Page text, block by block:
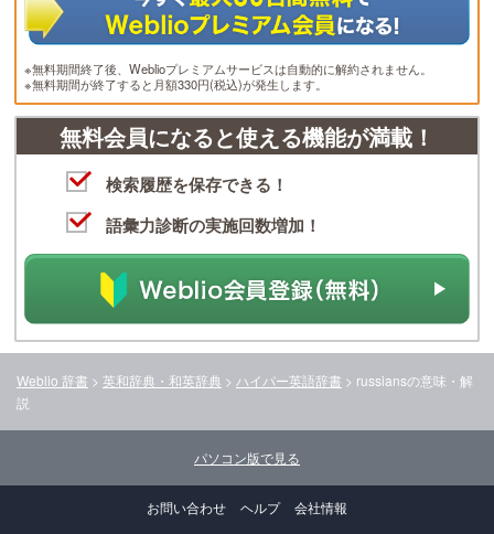
※無料期間終了後、Weblioプレミアムサービスは自動的に解約されません。
※無料期間が終了すると月額330円(税込)が発生します。
無料会員になると使える機能が満載！
検索履歴を保存できる！
語彙力診断の実施回数増加！
Weblio 辞書 > 英和辞典・和英辞典 > ハイパー英語辞書 > russiansの意味・解
説
パソコン版で見る
お問い合わせ ヘルプ 会社情報